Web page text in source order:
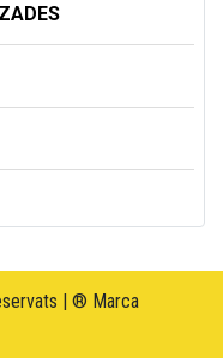
| ® Marca